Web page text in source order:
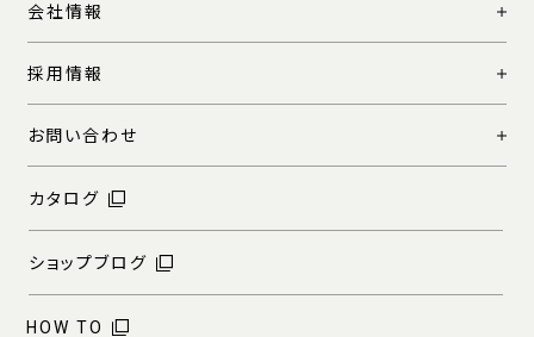
会社情報
採用情報
お問い合わせ
カタログ
ショップブログ
HOW TO